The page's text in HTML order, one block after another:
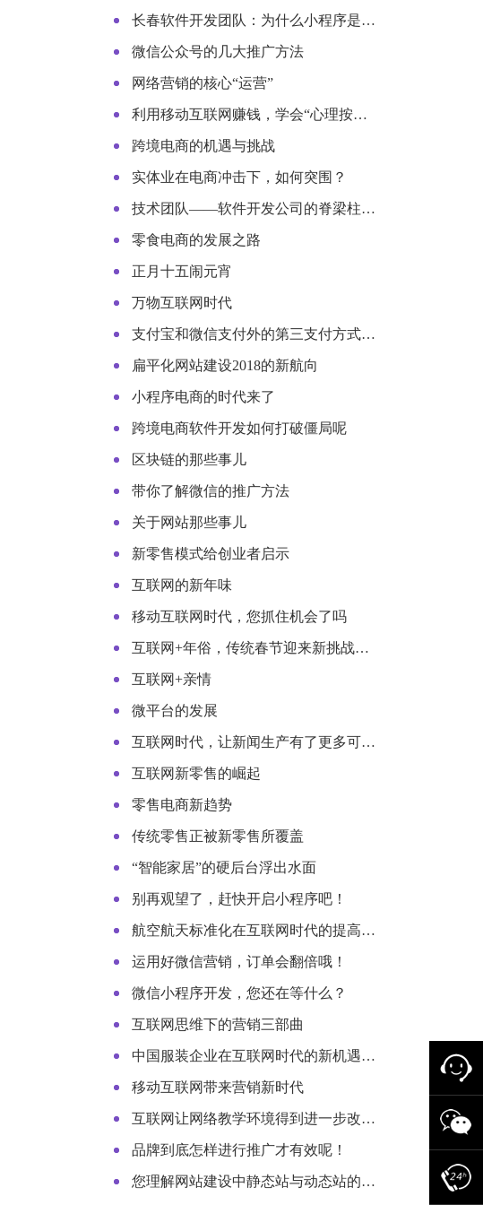
长春软件开发团队：为什么小程序是…
微信公众号的几大推广方法
网络营销的核心“运营”
利用移动互联网赚钱，学会“心理按…
跨境电商的机遇与挑战
实体业在电商冲击下，如何突围？
技术团队——软件开发公司的脊梁柱…
零食电商的发展之路
正月十五闹元宵
万物互联网时代
支付宝和微信支付外的第三支付方式…
扁平化网站建设2018的新航向
小程序电商的时代来了
跨境电商软件开发如何打破僵局呢
区块链的那些事儿
带你了解微信的推广方法
关于网站那些事儿
新零售模式给创业者启示
互联网的新年味
移动互联网时代，您抓住机会了吗
互联网+年俗，传统春节迎来新挑战…
互联网+亲情
微平台的发展
互联网时代，让新闻生产有了更多可…
互联网新零售的崛起
零售电商新趋势
传统零售正被新零售所覆盖
“智能家居”的硬后台浮出水面
别再观望了，赶快开启小程序吧！
航空航天标准化在互联网时代的提高…
运用好微信营销，订单会翻倍哦！
微信小程序开发，您还在等什么？
互联网思维下的营销三部曲
中国服装企业在互联网时代的新机遇…
移动互联网带来营销新时代
互联网让网络教学环境得到进一步改…
品牌到底怎样进行推广才有效呢！
您理解网站建设中静态站与动态站的…